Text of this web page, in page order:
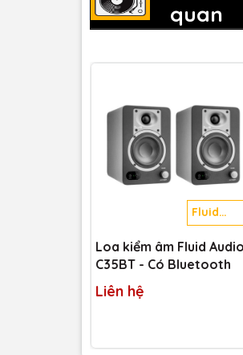
quan
Fluid
Audio
Loa kiểm âm Fluid Audio
C35BT - Có Bluetooth
Liên hệ